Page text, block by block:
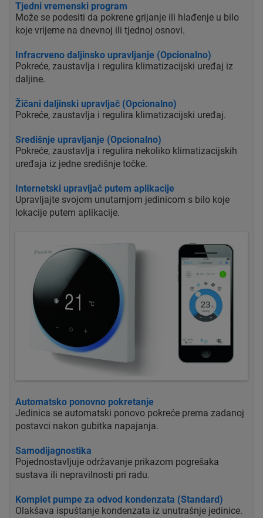
Tjedni vremenski program
Može se podesiti da pokrene grijanje ili hlađenje u bilo
koje vrijeme na dnevnoj ili tjednoj osnovi.
Infracrveno daljinsko upravljanje (Opcionalno)
Pokreće, zaustavlja i regulira klimatizacijski uređaj iz
daljine.
Žičani daljinski upravljač (Opcionalno)
Pokreće, zaustavlja i regulira klimatizacijski uređaj.
Središnje upravljanje (Opcionalno)
Pokreće, zaustavlja i regulira nekoliko klimatizacijskih
uređaja iz jedne središnje točke.
Internetski upravljač putem aplikacije
Upravljajte svojom unutarnjom jedinicom s bilo koje
lokacije putem aplikacije.
Automatsko ponovno pokretanje
Jedinica se automatski ponovo pokreće prema zadanoj
postavci nakon gubitka napajanja.
Samodijagnostika
Pojednostavljuje održavanje prikazom pogrešaka
sustava ili nepravilnosti pri radu.
Komplet pumpe za odvod kondenzata (Standard)
Olakšava ispuštanje kondenzata iz unutrašnje jedinice.